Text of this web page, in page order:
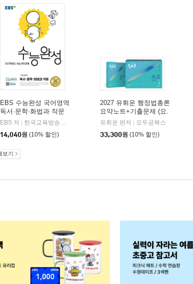
EBS 수능완성 국어영역
독서·문학·화법과 작문
(2026년)
EBS 저
한국교육방송공사
14,040원 (10% 할인)
2027 유휘운 행정법총론
요약노트+기출문제 (요.
플.)
유휘운 편저
모두공북스
33,300원 (10% 할인)
보기